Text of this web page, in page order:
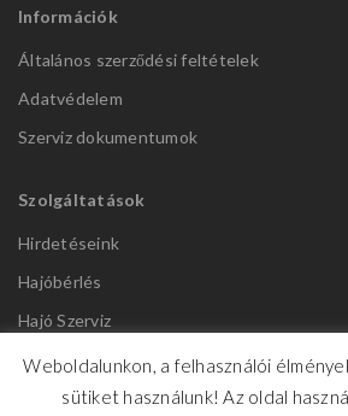
Információk
Általános szerződési feltételek
Adatvédelem
Szerviz dokumentumok
Szolgáltatások
Hirdetéseink
Hajóbérlés
Hajó Szerviz
Weboldalunkon, a felhasználói
sütiket használunk! Az oldal